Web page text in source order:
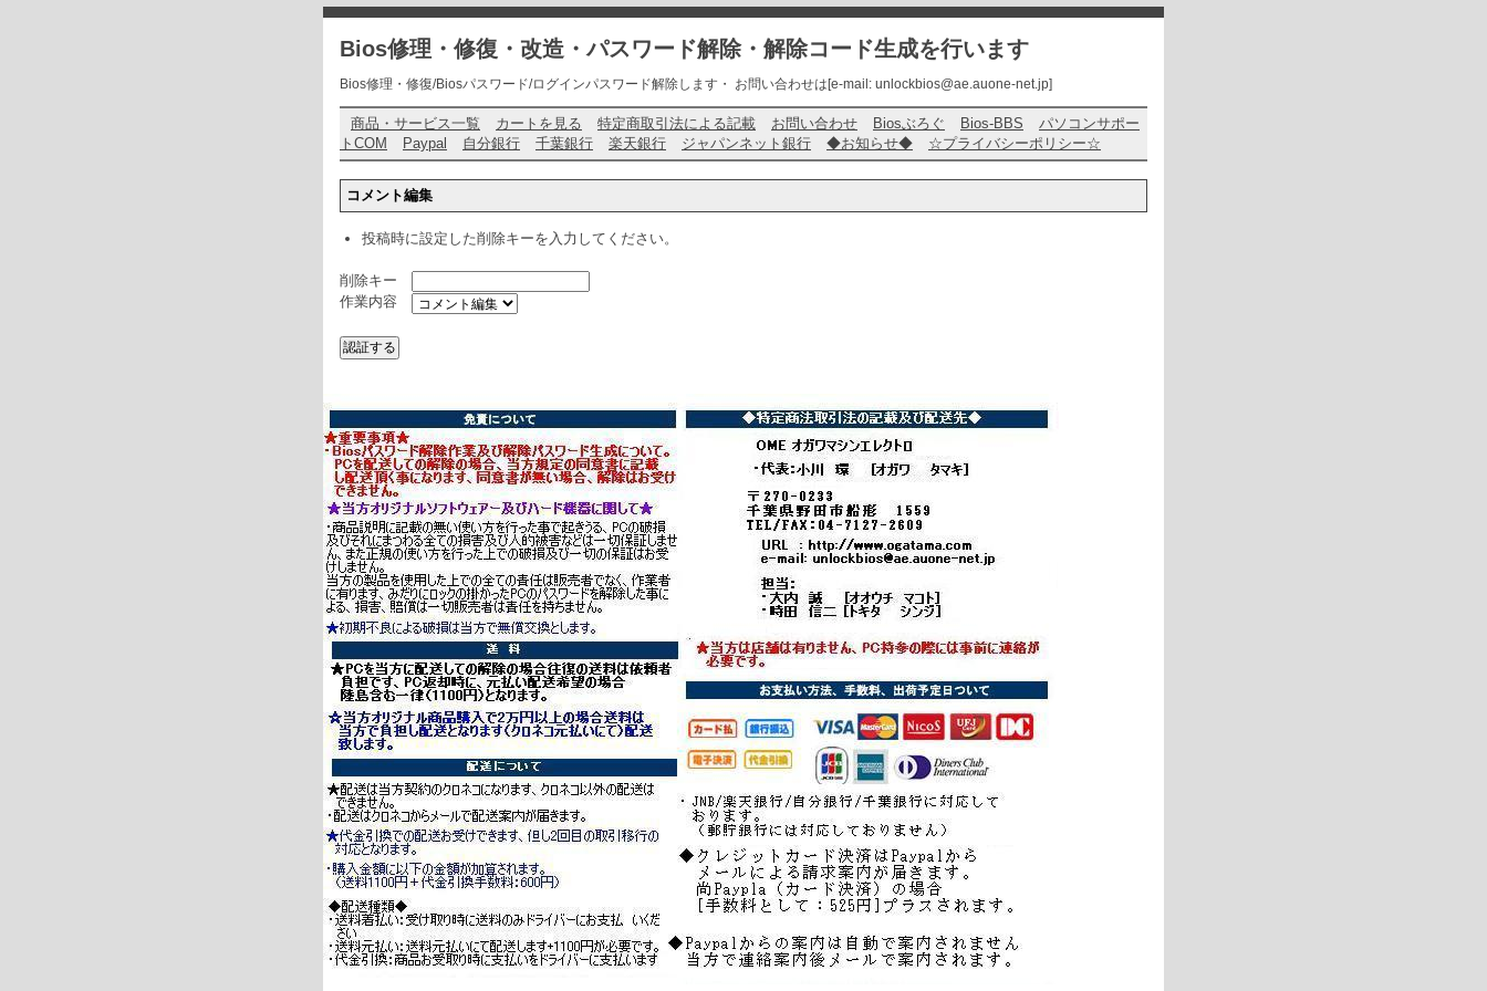
Bios修理・修復・改造・パスワード解除・解除コード生成を行います
Bios修理・修復/Biosパスワード/ログインパスワード解除します・ お問い合わせは[e-mail: unlockbios@ae.auone-net.jp]
商品・サービス一覧 カートを見る 特定商取引法による記載 お問い合わせ Biosぶろぐ Bios-BBS
パソコンサポー
トCOM
Paypal 自分銀行 千葉銀行 楽天銀行 ジャパンネット銀行 ◆お知らせ◆ ☆プライバシーポリシー☆
コメント編集
投稿時に設定した削除キーを入力してください。
削除キー
作業内容